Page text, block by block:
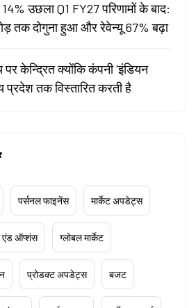
उछला Q1 FY27 परिणामों के बाद:
तक दोगुना हुआ और रेवेन्यू 67% बढ़ा
केन्द्रित क्योंकि कंपनी 'इंडियन
प्रदेश तक विस्तारित करती है
पर्सनल फाइनेंस मार्केट अपडेट्स
एंड ऑप्शंस ग्लोबल मार्केट
प्रोडक्ट अपडेट्स बजट